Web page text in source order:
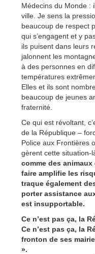
Médecins du Monde :
ville. Je sens la
beaucoup de respect
qui s’engagent et y
ils puisent dans leurs
jalonnent les
à des personnes en
températures
Elles et ils sont
beaucoup de jeunes
fraternité.
Ce qui est révoltant,
de la République –
Police aux Frontières
gèrent cette situation-
comme des
faire amplifie les
traque également
porter assistance
est insupportable.
Ce n’est pas ça, la
Ce n’est pas ça, la
fronton de ses
».